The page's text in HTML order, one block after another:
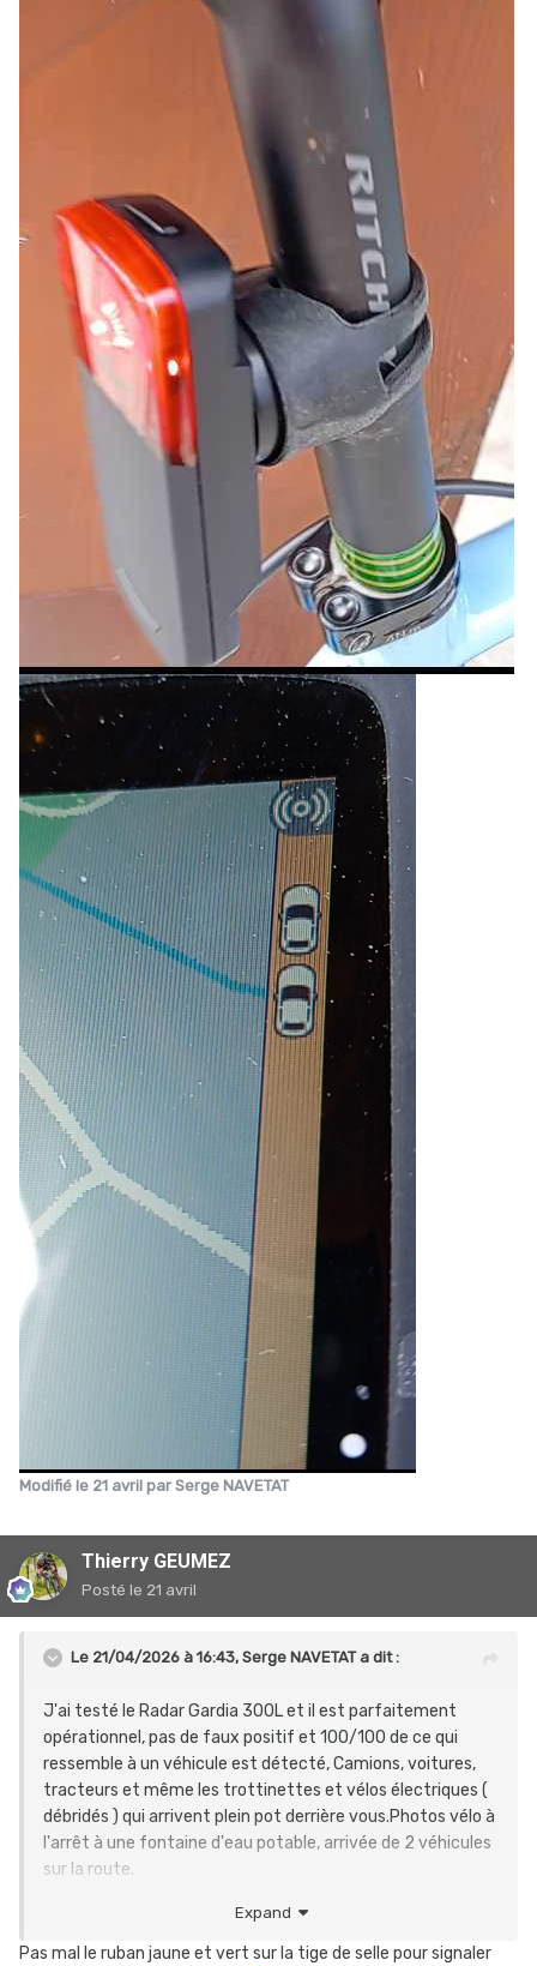
Modifié le 21 avril par Serge NAVETAT
Thierry GEUMEZ
Posté le 21 avril
Le 21/04/2026 à 16:43, Serge NAVETATa dit :
J'ai testé le Radar Gardia 300L et il est parfaitement
opérationnel, pas de faux positif et 100/100 de ce qui
ressemble à un véhicule est détecté, Camions, voitures,
tracteurs et même les trottinettes et vélos électriques (
débridés ) qui arrivent plein pot derrière vous.Photos vélo à
l'arrêt à une fontaine d'eau potable, arrivée de 2 véhicules
sur la route.
disponibles ) et il se met en mode flash à l'approche d'un
véhicule ( 190M)
Expand
Pas mal le ruban jaune et vert sur la tige de selle pour signaler